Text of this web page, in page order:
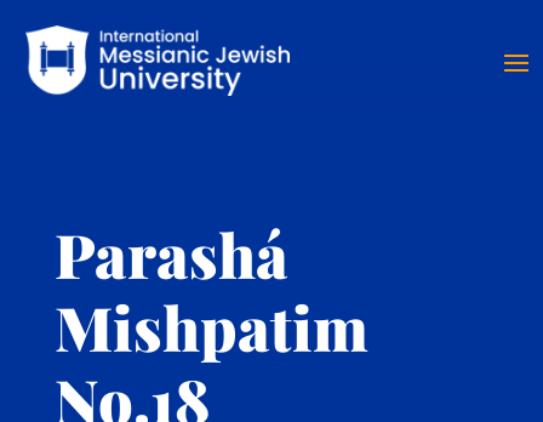
Parashá
Mishpatim
No.18